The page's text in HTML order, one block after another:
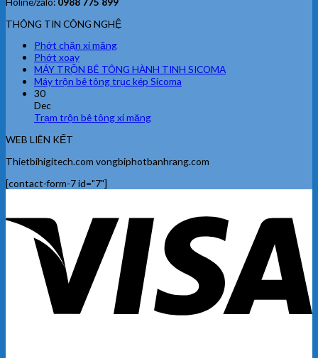
THÔNG TIN CÔNG NGHỆ
Phớt chặn xi măng
Phớt xoay
MÁY TRỘN BÊ TÔNG HÀNH TINH SICOMA
Máy trộn bê tông trục kép Sicoma
30
Dec
Trạm trộn bê tông xi măng
WEB LIÊN KẾT
Thietbihigitech.com vongbiphotbanhrang.com
[contact-form-7 id="7"]